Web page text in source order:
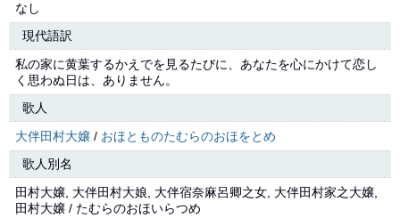
なし
現代語訳
私の家に黄葉するかえでを見るたびに、あなたを心にかけて恋し
く思わぬ日は、ありません。
歌人
大伴田村大嬢 / おほとものたむらのおほをとめ
歌人別名
田村大嬢, 大伴田村大娘, 大伴宿奈麻呂卿之女, 大伴田村家之大嬢,
田村大嬢 / たむらのおほいらつめ